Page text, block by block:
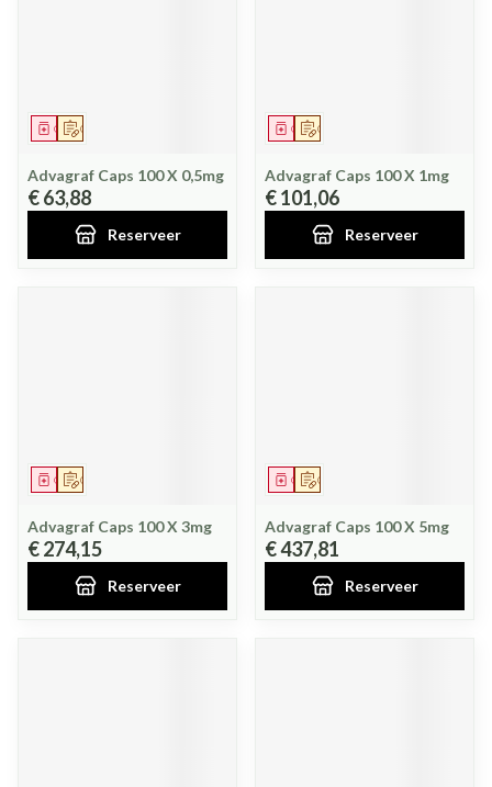
Op voorschrift
Geneesmiddel
Advagraf Caps 100 X 0,5mg
€ 63,88
Reserveer
Op voorschrift
Geneesmiddel
Advagraf Caps 100 X 1mg
€ 101,06
Reserveer
Op voorschrift
Geneesmiddel
Advagraf Caps 100 X 3mg
€ 274,15
Reserveer
Op voorschrift
Geneesmiddel
Advagraf Caps 100 X 5mg
€ 437,81
Reserveer